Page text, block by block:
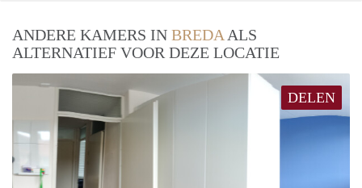
ANDERE KAMERS IN BREDA ALS
ALTERNATIEF VOOR DEZE LOCATIE
DELEN